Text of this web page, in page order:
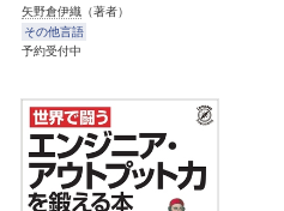
矢野倉伊織 （著者）
その他言語
予約受付中